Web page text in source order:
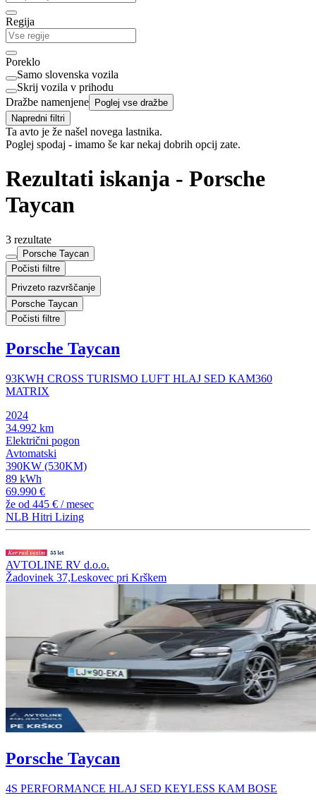
Regija
Poreklo
Samo slovenska vozila
Skrij vozila v prihodu
Dražbe namenjene Poglej vse dražbe
Napredni filtri
Ta avto je že našel novega lastnika.
Poglej spodaj - imamo še kar nekaj dobrih opcij zate.
Rezultati iskanja - Porsche
Taycan
3 rezultate
Porsche Taycan
Počisti filtre
Privzeto razvrščanje
Porsche Taycan
Počisti filtre
Porsche Taycan
93KWH CROSS TURISMO LUFT HLAJ SED KAM360
MATRIX
2024
34.992 km
Električni pogon
Avtomatski
390KW (530KM)
89 kWh
69.990 €
že od 445 € / mesec
NLB Hitri Lizing
AVTOLINE RV d.o.o.
Žadovinek 37,Leskovec pri Krškem
Porsche Taycan
4S PERFORMANCE HLAJ SED KEYLESS KAM BOSE